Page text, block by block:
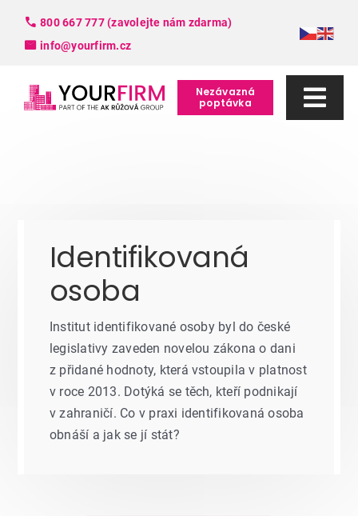
content
800 667 777 (zavolejte nám zdarma)
info@yourfirm.cz
Slovník pojmů
Kontakt
Nezávazná
poptávka
Identifikovaná
osoba
Institut identifikované osoby byl do české
legislativy zaveden novelou zákona o dani
z přidané hodnoty, která vstoupila v platnost
v roce 2013. Dotýká se těch, kteří podnikají
v zahraničí. Co v praxi identifikovaná osoba
obnáší a jak se jí stát?